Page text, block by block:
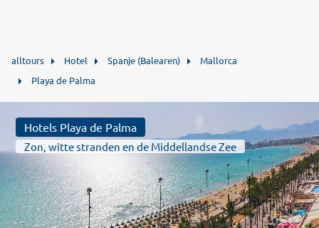
alltours Hotel Spanje (Balearen)
Mallorca
Playa de Palma
Hotels Playa de Palma
Zon, witte stranden en de Middellandse Zee